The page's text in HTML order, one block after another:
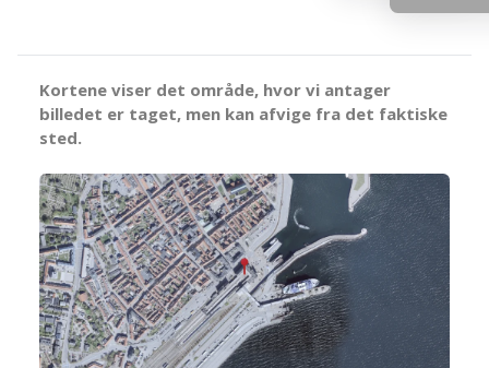
Kortene viser det område, hvor vi antager
billedet er taget, men kan afvige fra det faktiske
sted.